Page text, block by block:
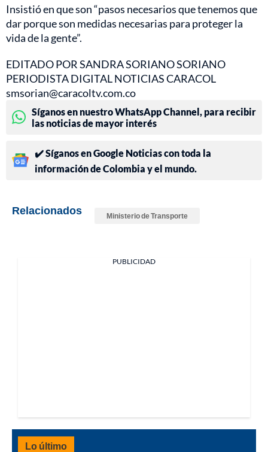
Insistió en que son “pasos necesarios que tenemos que
dar porque son medidas necesarias para proteger la
vida de la gente”.
EDITADO POR SANDRA SORIANO SORIANO
PERIODISTA DIGITAL NOTICIAS CARACOL
smsorian@caracoltv.com.co
Síganos en nuestro WhatsApp Channel, para recibir
las noticias de mayor interés
✔️ Síganos en Google Noticias con toda la
información de Colombia y el mundo.
Relacionados Ministerio de Transporte
PUBLICIDAD
Lo último